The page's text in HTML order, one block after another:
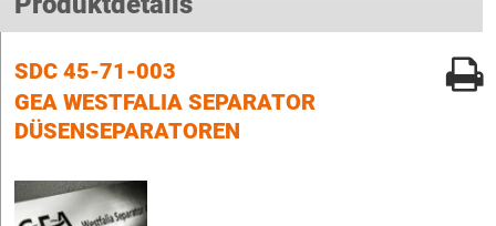
SDC 45-71-003
GEA WESTFALIA SEPARATOR
DÜSENSEPARATOREN